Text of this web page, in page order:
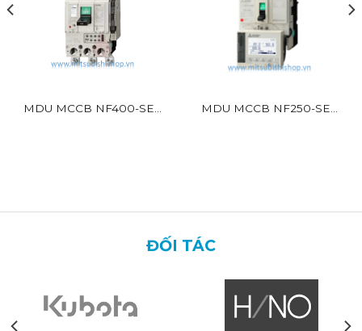
MDU MCCB NF400-SEV
MDU MCCB NF250-SEV
ĐỐI TÁC